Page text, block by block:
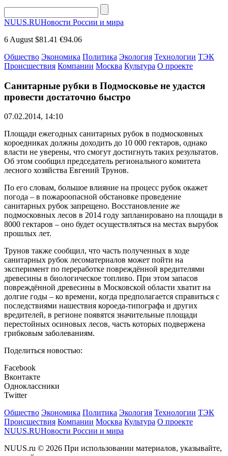
NUUS.RUНовости России и мира
6 August $81.41 €94.06
Общество Экономика Политика Экология Технологии ТЭК
Происшествия Компании Москва Культура О проекте
Санитарные рубки в Подмосковье не удастся
провести достаточно быстро
07.02.2014, 14:10
Площади ежегодных санитарных рубок в подмосковных
короедниках должны доходить до 10 000 гектаров, однако
власти не уверены, что смогут достигнуть таких результатов.
Об этом сообщил председатель регионального комитета
лесного хозяйства Евгений Трунов.
По его словам, большое влияние на процесс рубок окажет
погода – в пожароопасной обстановке проведение
санитарных рубок запрещено. Восстановление же
подмосковных лесов в 2014 году запланировано на площади в
8000 гектаров – оно будет осуществляться на местах вырубок
прошлых лет.
Трунов также сообщил, что часть полученных в ходе
санитарных рубок лесоматериалов может пойти на
эксперимент по переработке повреждённой вредителями
древесины в биологическое топливо. При этом запасов
повреждённой древесины в Московской области хватит на
долгие годы – ко времени, когда предполагается справиться с
последствиями нашествия короеда-типографа и других
вредителей, в регионе появятся значительные площади
перестойных осиновых лесов, часть которых подвержена
грибковым заболеваниям.
Поделиться новостью:
Facebook
Вконтакте
Одноклассники
Twitter
Общество Экономика Политика Экология Технологии ТЭК
Происшествия Компании Москва Культура О проекте
NUUS.RUНовости России и мира
NUUS.ru © 2026 При использовании материалов, указывайте,